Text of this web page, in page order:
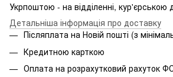
Укрпоштою - на відділенні, кур'єрською
Детальніша інформація про доставку
Післяплата на Новій пошті (з
Кредитною карткою
Оплата на розрахутковий рахуток